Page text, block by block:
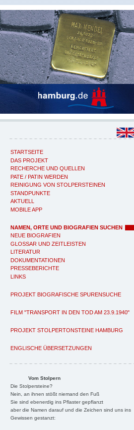
STARTSEITE
DAS PROJEKT
RECHERCHE UND QUELLEN
PATE / PATIN WERDEN
REINIGUNG VON STOLPERSTEINEN
STANDPUNKTE
AKTUELL
MOBILE APP
NAMEN, ORTE UND BIOGRAFIEN SUCHEN
NEUE BIOGRAFIEN
GLOSSAR UND ZEITLEISTEN
LITERATUR
DOKUMENTATIONEN
PRESSEBERICHTE
LINKS
PROJEKT BIOGRAFISCHE SPURENSUCHE
FILM "TRANSPORT IN DEN TOD AM 23.9.1940"
PROJEKT STOLPERTONSTEINE HAMBURG
ENGLISCHE ÜBERSETZUNGEN
Vom Stolpern
Die Stolpersteine?
Nein, an ihnen stößt niemand den Fuß
Sie sind ebenerdig ins Pflaster gepflanzt
aber die Namen darauf und die Zeichen sind uns ins
Gewissen gestanzt: